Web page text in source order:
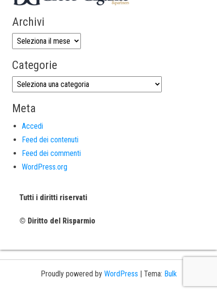
Archivi
Categorie
Meta
Accedi
Feed dei contenuti
Feed dei commenti
WordPress.org
Tutti i diritti riservati
© Diritto del Risparmio
Proudly powered by WordPress | Tema: Bulk